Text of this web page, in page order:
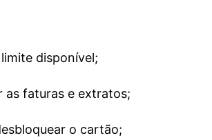
disponível;
as faturas e extratos;
o cartão;